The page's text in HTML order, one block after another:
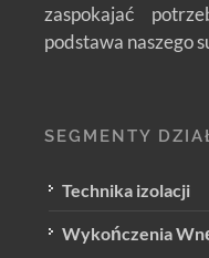
zaspokajać
podstawa naszego
SEGMENTY
Technika izolacji
Wykończenia